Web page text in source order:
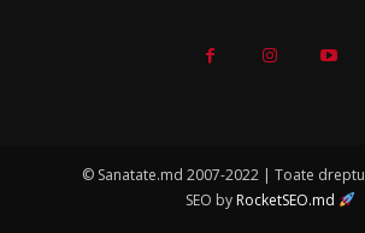
© Sanatate.md 2007-2022 | Toate
SEO by RocketSEO.md